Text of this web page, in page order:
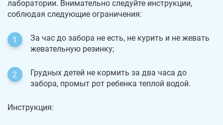
лаборатории. Внимательно следуйте инструкции,
соблюдая следующие ограничения:
За час до забора не есть, не курить и не жевать
жевательную резинку;
Грудных детей не кормить за два часа до
забора, промыт рот ребенка теплой водой.
Инструкция: